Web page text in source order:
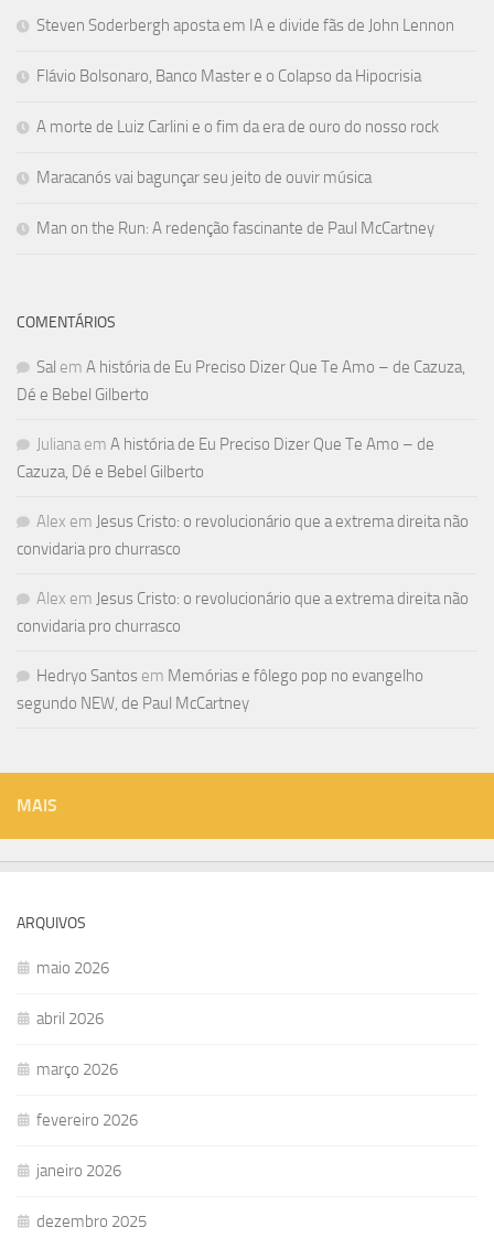
Steven Soderbergh aposta em IA e divide fãs de John Lennon
Flávio Bolsonaro, Banco Master e o Colapso da Hipocrisia
A morte de Luiz Carlini e o fim da era de ouro do nosso rock
Maracanós vai bagunçar seu jeito de ouvir música
Man on the Run: A redenção fascinante de Paul McCartney
COMENTÁRIOS
Sal em A história de Eu Preciso Dizer Que Te Amo – de Cazuza,
Dé e Bebel Gilberto
Juliana em A história de Eu Preciso Dizer Que Te Amo – de
Cazuza, Dé e Bebel Gilberto
Alex em Jesus Cristo: o revolucionário que a extrema direita não
convidaria pro churrasco
Alex em Jesus Cristo: o revolucionário que a extrema direita não
convidaria pro churrasco
Hedryo Santos em Memórias e fôlego pop no evangelho
segundo NEW, de Paul McCartney
MAIS
ARQUIVOS
maio 2026
abril 2026
março 2026
fevereiro 2026
janeiro 2026
dezembro 2025